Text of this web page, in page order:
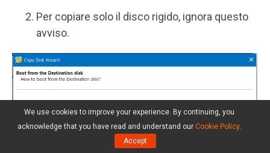
Per copiare solo il disco rigido, ignora questo
avviso.
We use cookies to improve your experience. By continuing, you
acknowledge that you have read and understand our Cookie Policy.
Accept